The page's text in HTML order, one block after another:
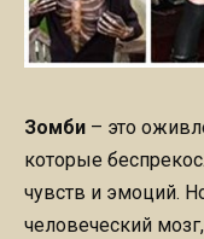
Зомби – это
которые
чувств и эмоций.
человеческий